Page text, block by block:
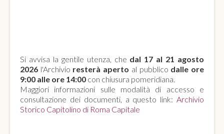
Si avvisa la gentile utenza, che dal 17 al 21 agosto
2026 l'Archivio resterà aperto al pubblico dalle ore
9:00 alle ore 14:00 con chiusura pomeridiana.
Maggiori informazioni sulle modalità di accesso e
consultazione dei documenti, a questo link: Archivio
Storico Capitolino di Roma Capitale